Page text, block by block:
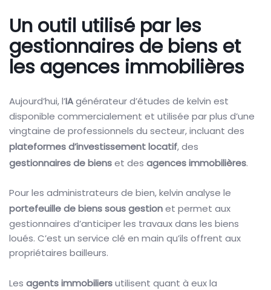
Un outil utilisé par les
gestionnaires de biens et
les agences immobilières
Aujourd’hui, l’IAgénérateur d’études de kelvin est
disponible commercialement et utilisée par plus d’une
vingtaine de professionnels du secteur, incluant des
plateformes d’investissement locatif, des
gestionnaires de bienset des agences immobilières.
Pour les administrateurs de bien, kelvin analyse le
portefeuille de biens sous gestionet permet aux
gestionnaires d’anticiper les travaux dans les biens
loués. C’est un service clé en main qu’ils offrent aux
propriétaires bailleurs.
Les agents immobiliersutilisent quant à eux la